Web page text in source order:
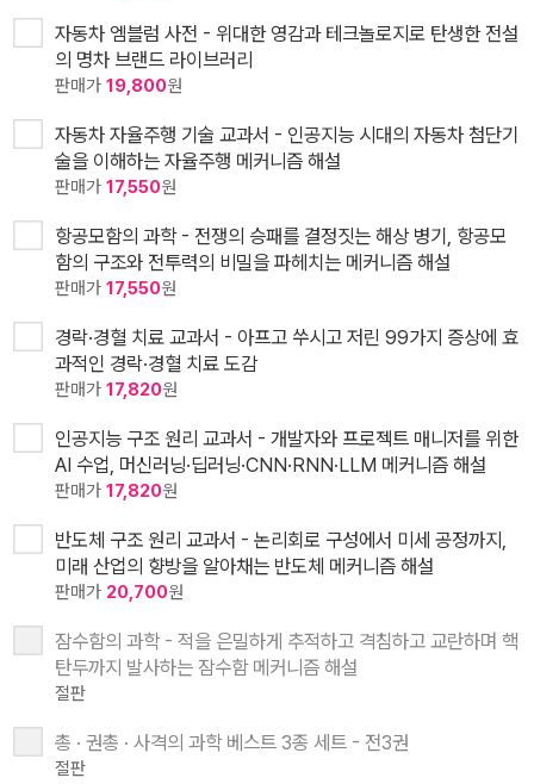
자동차 엠블럼 사전 - 위대한 영감과 테크놀로지로 탄생한 전설
의 명차 브랜드 라이브러리
판매가 19,800원
자동차 자율주행 기술 교과서 - 인공지능 시대의 자동차 첨단기
술을 이해하는 자율주행 메커니즘 해설
판매가 17,550원
항공모함의 과학 - 전쟁의 승패를 결정짓는 해상 병기, 항공모
함의 구조와 전투력의 비밀을 파헤치는 메커니즘 해설
판매가 17,550원
경락·경혈 치료 교과서 - 아프고 쑤시고 저린 99가지 증상에 효
과적인 경락·경혈 치료 도감
판매가 17,820원
인공지능 구조 원리 교과서 - 개발자와 프로젝트 매니저를 위한
AI 수업, 머신러닝·딥러닝·CNN·RNN·LLM 메커니즘 해설
판매가 17,820원
반도체 구조 원리 교과서 - 논리회로 구성에서 미세 공정까지,
미래 산업의 향방을 알아채는 반도체 메커니즘 해설
판매가 20,700원
잠수함의 과학 - 적을 은밀하게 추적하고 격침하고 교란하며 핵
탄두까지 발사하는 잠수함 메커니즘 해설
절판
총 · 권총 · 사격의 과학 베스트 3종 세트 - 전3권
절판